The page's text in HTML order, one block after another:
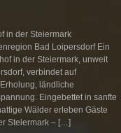
in der Steiermark
Bad Loipersdorf Ein
in der Steiermark, unweit
verbindet auf
ländliche
Eingebettet in sanfte
Wälder erleben Gäste
Steiermark – […]